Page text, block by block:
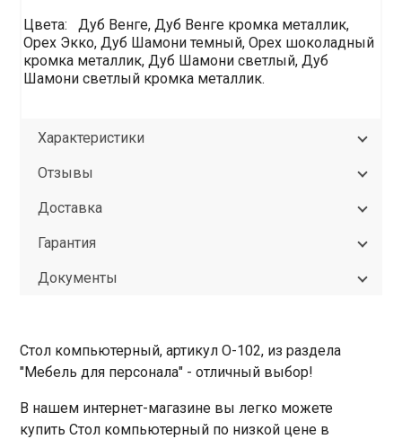
Цвета: Дуб Венге, Дуб Венге кромка металлик,
Орех Экко, Дуб Шамони темный, Орех шоколадный
кромка металлик, Дуб Шамони светлый, Дуб
Шамони светлый кромка металлик.
Характеристики
Отзывы
Доставка
Гарантия
Документы
Стол компьютерный, артикул О-102, из раздела
"Мебель для персонала" - отличный выбор!
В нашем интернет-магазине вы легко можете
купить Стол компьютерный по низкой цене в